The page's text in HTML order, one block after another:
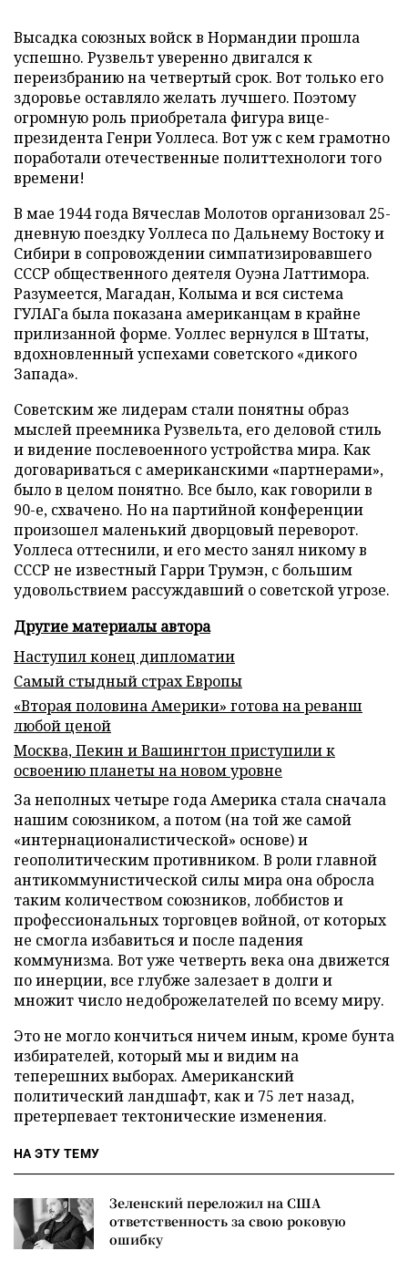
Высадка союзных войск в Нормандии прошла
успешно. Рузвельт уверенно двигался к
переизбранию на четвертый срок. Вот только его
здоровье оставляло желать лучшего. Поэтому
огромную роль приобретала фигура вице-
президента Генри Уоллеса. Вот уж с кем грамотно
поработали отечественные политтехнологи того
времени!
В мае 1944 года Вячеслав Молотов организовал 25-
дневную поездку Уоллеса по Дальнему Востоку и
Сибири в сопровождении симпатизировавшего
СССР общественного деятеля Оуэна Латтимора.
Разумеется, Магадан, Колыма и вся система
ГУЛАГа была показана американцам в крайне
прилизанной форме. Уоллес вернулся в Штаты,
вдохновленный успехами советского «дикого
Запада».
Советским же лидерам стали понятны образ
мыслей преемника Рузвельта, его деловой стиль
и видение послевоенного устройства мира. Как
договариваться с американскими «партнерами»,
было в целом понятно. Все было, как говорили в
90-е, схвачено. Но на партийной конференции
произошел маленький дворцовый переворот.
Уоллеса оттеснили, и его место занял никому в
СССР не известный Гарри Трумэн, с большим
удовольствием рассуждавший о советской угрозе.
Другие материалы автора
Наступил конец дипломатии
Самый стыдный страх Европы
«Вторая половина Америки» готова на реванш
любой ценой
Москва, Пекин и Вашингтон приступили к
освоению планеты на новом уровне
За неполных четыре года Америка стала сначала
нашим союзником, а потом (на той же самой
«интернационалистической» основе) и
геополитическим противником. В роли главной
антикоммунистической силы мира она обросла
таким количеством союзников, лоббистов и
профессиональных торговцев войной, от которых
не смогла избавиться и после падения
коммунизма. Вот уже четверть века она движется
по инерции, все глубже залезает в долги и
множит число недоброжелателей по всему миру.
Это не могло кончиться ничем иным, кроме бунта
избирателей, который мы и видим на
теперешних выборах. Американский
политический ландшафт, как и 75 лет назад,
претерпевает тектонические изменения.
НА ЭТУ ТЕМУ
Зеленский переложил на США
ответственность за свою роковую
ошибку